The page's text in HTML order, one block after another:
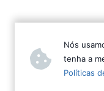
Nós
tenha a
Políticas